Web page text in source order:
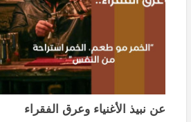
عن نبيذ الأغنياء وعرق الفقراء